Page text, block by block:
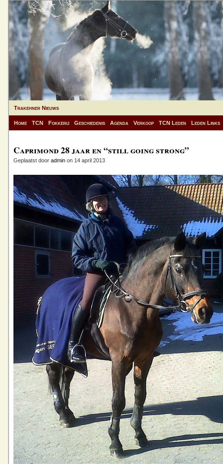
Trakehner Nieuws
Home TCN Fokkerij Geschiedenis Agenda Verkoop TCN Leden Leden Links
Caprimond 28 jaar en “still going strong”
Geplaatst door admin on 14 april 2013